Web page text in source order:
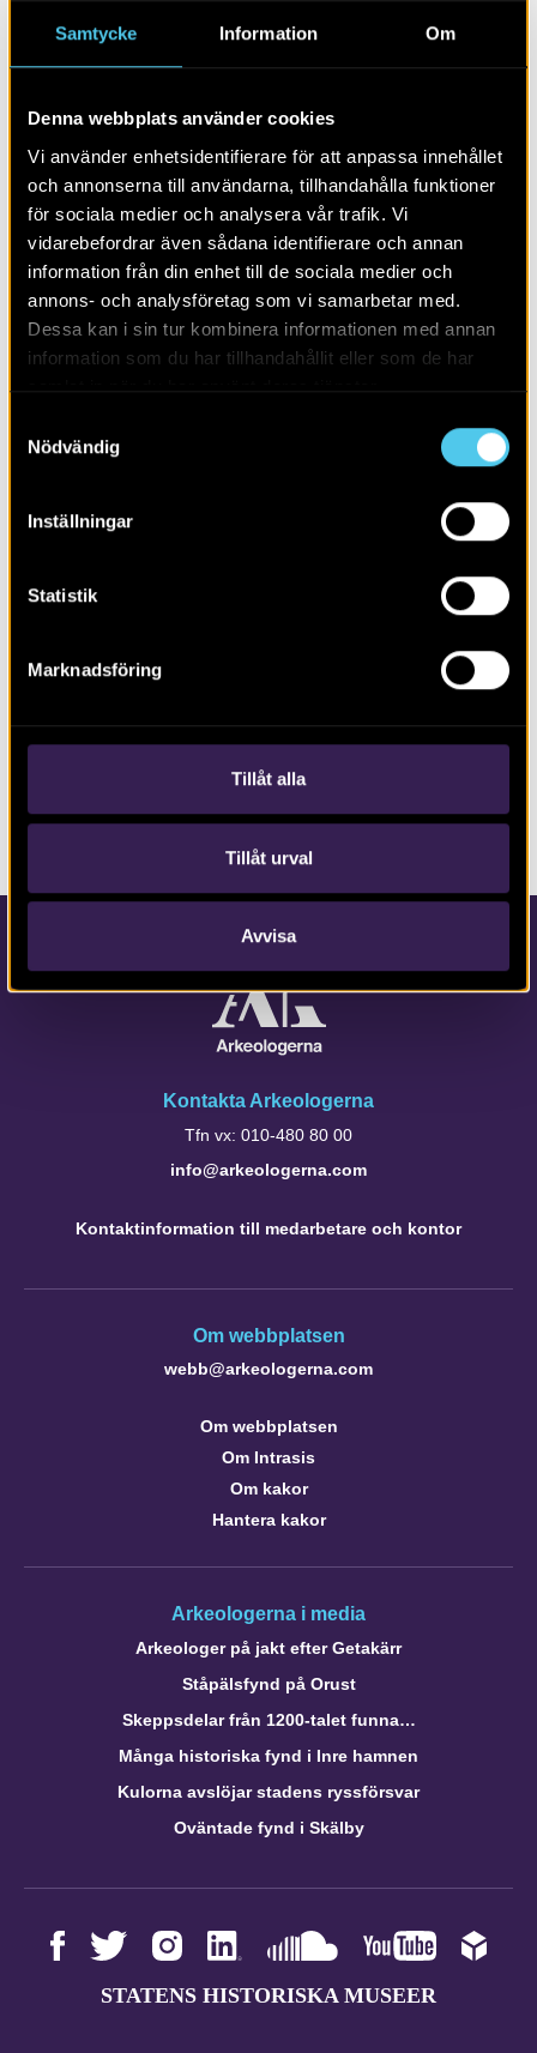
Samtycke Information Om
Denna webbplats använder cookies
Vi använder enhetsidentifierare för att anpassa innehållet
och annonserna till användarna, tillhandahålla funktioner
för sociala medier och analysera vår trafik. Vi
vidarebefordrar även sådana identifierare och annan
information från din enhet till de sociala medier och
annons- och analysföretag som vi samarbetar med.
Dessa kan i sin tur kombinera informationen med annan
information som du har tillhandahållit eller som de har
Nödvändig
Inställningar
Statistik
Marknadsföring
Tillåt alla
Tillåt urval
Avvisa
RAPPORT 2014:169
Arkeologisk utredning i Stockevik
RAPPORT 2014:170
Boplats Askim 298 i Göteborg
Kontakta Arkeologerna
Tfn vx: 010-480 80 00
info@arkeologerna.com
Kontaktinformation till medarbetare och kontor
Om webbplatsen
webb@arkeologerna.com
Om webbplatsen
Om Intrasis
Om kakor
Hantera kakor
Arkeologerna i media
Arkeologer på jakt efter Getakärr
Ståpälsfynd på Orust
Skeppsdelar från 1200-talet funna…
Många historiska fynd i Inre hamnen
Kulorna avslöjar stadens ryssförsvar
Oväntade fynd i Skälby
STATENS HISTORISKA MUSEER